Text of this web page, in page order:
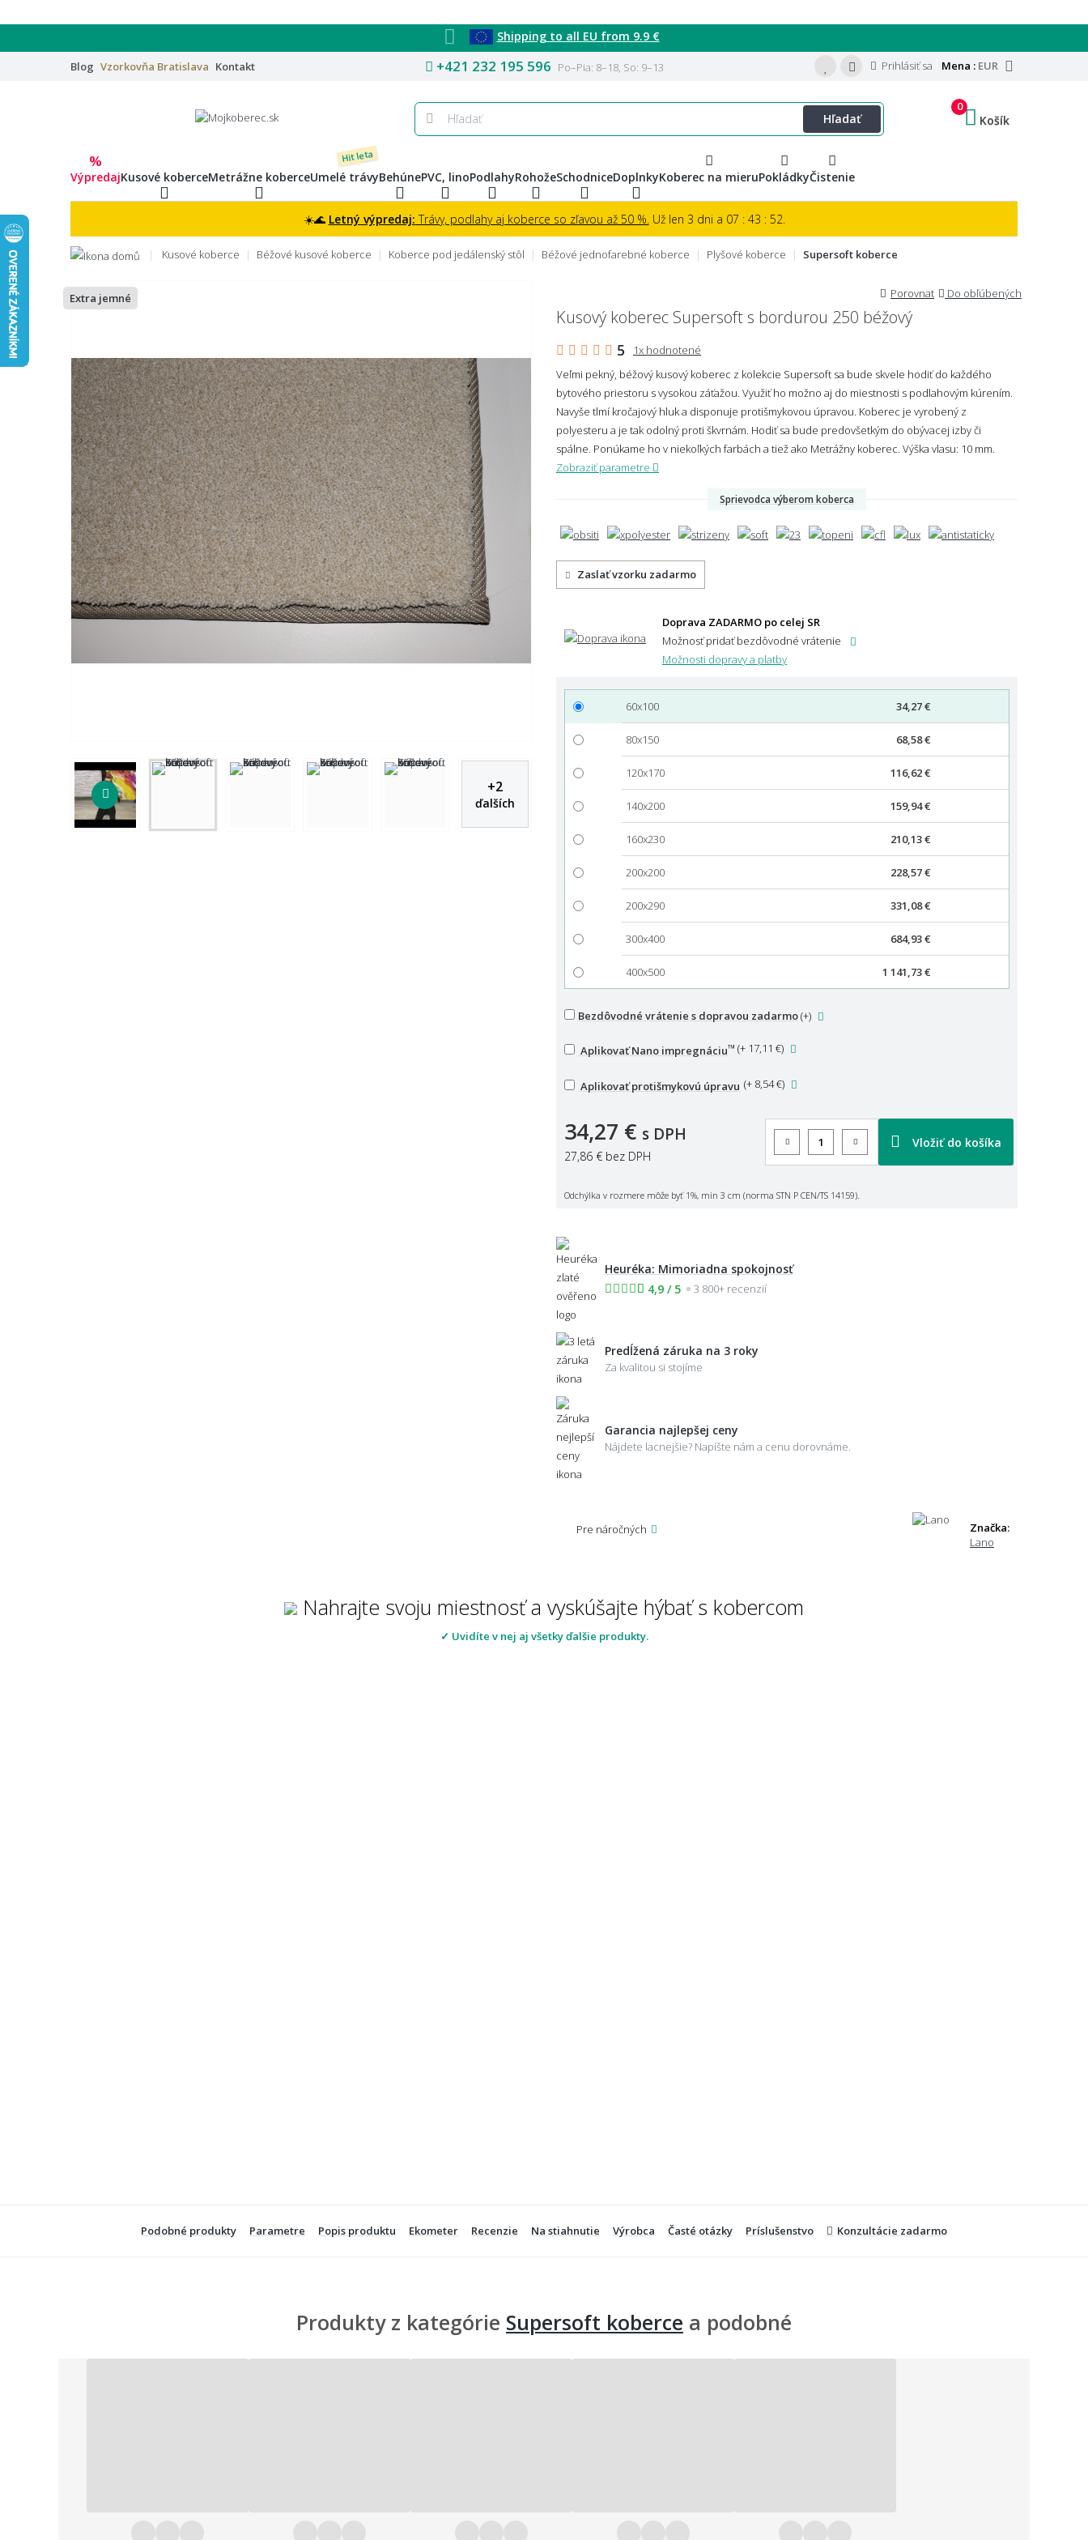
Shipping to all EU from 9.9 €
Blog Vzorkovňa Bratislava Kontakt +421 232 195 596 Po–Pia: 8–18, So: 9–13 Mena : EUR
Prihlásiť sa
Hľadať
0
Košík
%
VýpredajKusové koberceMetrážne koberce
Hit leta
Umelé trávyBehúnePVC, linoPodlahyRohožeSchodniceDoplnkyKoberec na mieruPokládkyČistenie
☀️🌊 Letný výpredaj: Trávy, podlahy aj koberce so zľavou až 50 %. Už len 3 dni a 07 : 43 : 51.
Kusové koberce Béžové kusové koberce Koberce pod jedálenský stôl Béžové jednofarebné koberce Plyšové koberce Supersoft koberce
Porovnat Do obľúbených
Extra jemné
+2
ďalších
Kusový koberec Supersoft s bordurou 250 béžový
5
1x hodnotené
Veľmi pekný, béžový kusový koberec z kolekcie Supersoft sa bude skvele hodiť do každého
bytového priestoru s vysokou záťažou. Využiť ho možno aj do miestnosti s podlahovým kúrením.
Navyše tlmí kročajový hluk a disponuje protišmykovou úpravou. Koberec je vyrobený z
polyesteru a je tak odolný proti škvrnám. Hodiť sa bude predovšetkým do obývacej izby či
spálne. Ponúkame ho v niekoľkých farbách a tiež ako Metrážny koberec. Výška vlasu: 10 mm.
Zobraziť parametre
Sprievodca výberom koberca
Zaslať vzorku zadarmo
Doprava ZADARMO po celej SR
Možnosť pridať bezdôvodné vrátenie
Možnosti dopravy a platby
60x100 34,27 €
80x150 68,58 €
120x170 116,62 €
140x200 159,94 €
160x230 210,13 €
200x200 228,57 €
200x290 331,08 €
300x400 684,93 €
400x500 1 141,73 €
Aplikovať Nano impregnáciu™ (+ 17,11 €)
Aplikovať protišmykovú úpravu (+ 8,54 €)
Bezdôvodné vrátenie s dopravou zadarmo(+)
34,27 € s DPH
27,86 € bez DPH
Vložiť do košíka
Odchýlka v rozmere môže byť 1%, min 3 cm (norma STN P CEN/TS 14159).
Heuréka: Mimoriadna spokojnosť
4,9 / 5
3 800+ recenzií
Predĺžená záruka na 3 roky
Za kvalitou si stojíme
Garancia najlepšej ceny
Nájdete lacnejšie? Napíšte nám a cenu dorovnáme.
Pre náročných
Značka:
Lano
Nahrajte svoju miestnosť a vyskúšajte hýbať s kobercom
✓ Uvidíte v nej aj všetky ďalšie produkty.
Podobné produkty Parametre Popis produktu Ekometer Recenzie Na stiahnutie Výrobca Časté otázky Príslušenstvo Konzultácie zadarmo
Produkty z kategórie Supersoft koberce a podobné